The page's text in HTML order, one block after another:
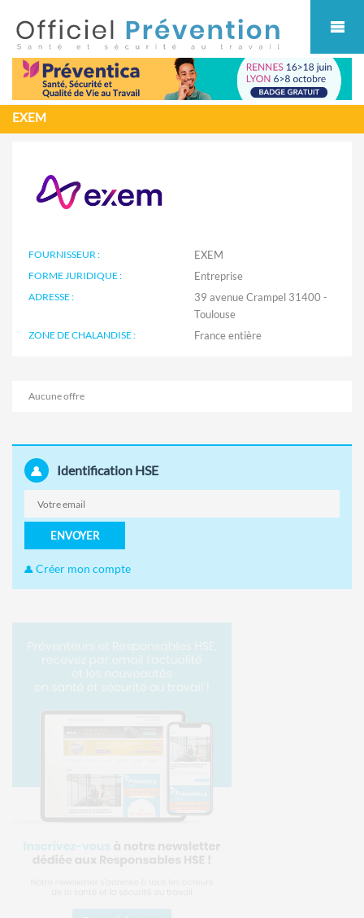
EXEM
FOURNISSEUR : EXEM
FORME JURIDIQUE : Entreprise
ADRESSE :
39 avenue Crampel 31400 -
Toulouse
ZONE DE CHALANDISE :
Aucune offre
Identification HSE
ENVOYER
Créer mon compte